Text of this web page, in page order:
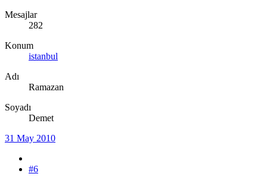
Mesajlar
282
Konum
istanbul
Adı
Ramazan
Soyadı
Demet
31 May 2010
#6